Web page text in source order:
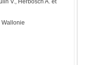
V., Herbosch A. et